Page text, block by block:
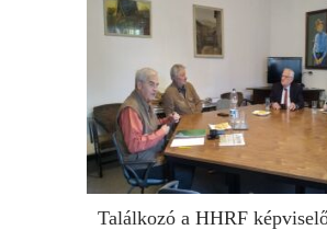
Találkozó a HHRF